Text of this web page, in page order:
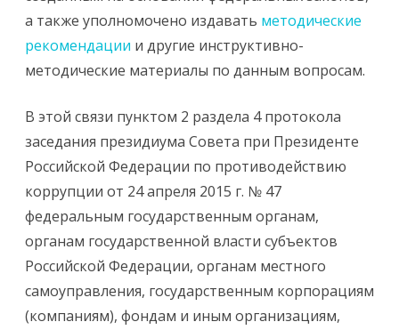
а также уполномочено издавать методические
рекомендации и другие инструктивно-
методические материалы по данным вопросам.
В этой связи пунктом 2 раздела 4 протокола
заседания президиума Совета при Президенте
Российской Федерации по противодействию
коррупции от 24 апреля 2015 г. № 47
федеральным государственным органам,
органам государственной власти субъектов
Российской Федерации, органам местного
самоуправления, государственным корпорациям
(компаниям), фондам и иным организациям,